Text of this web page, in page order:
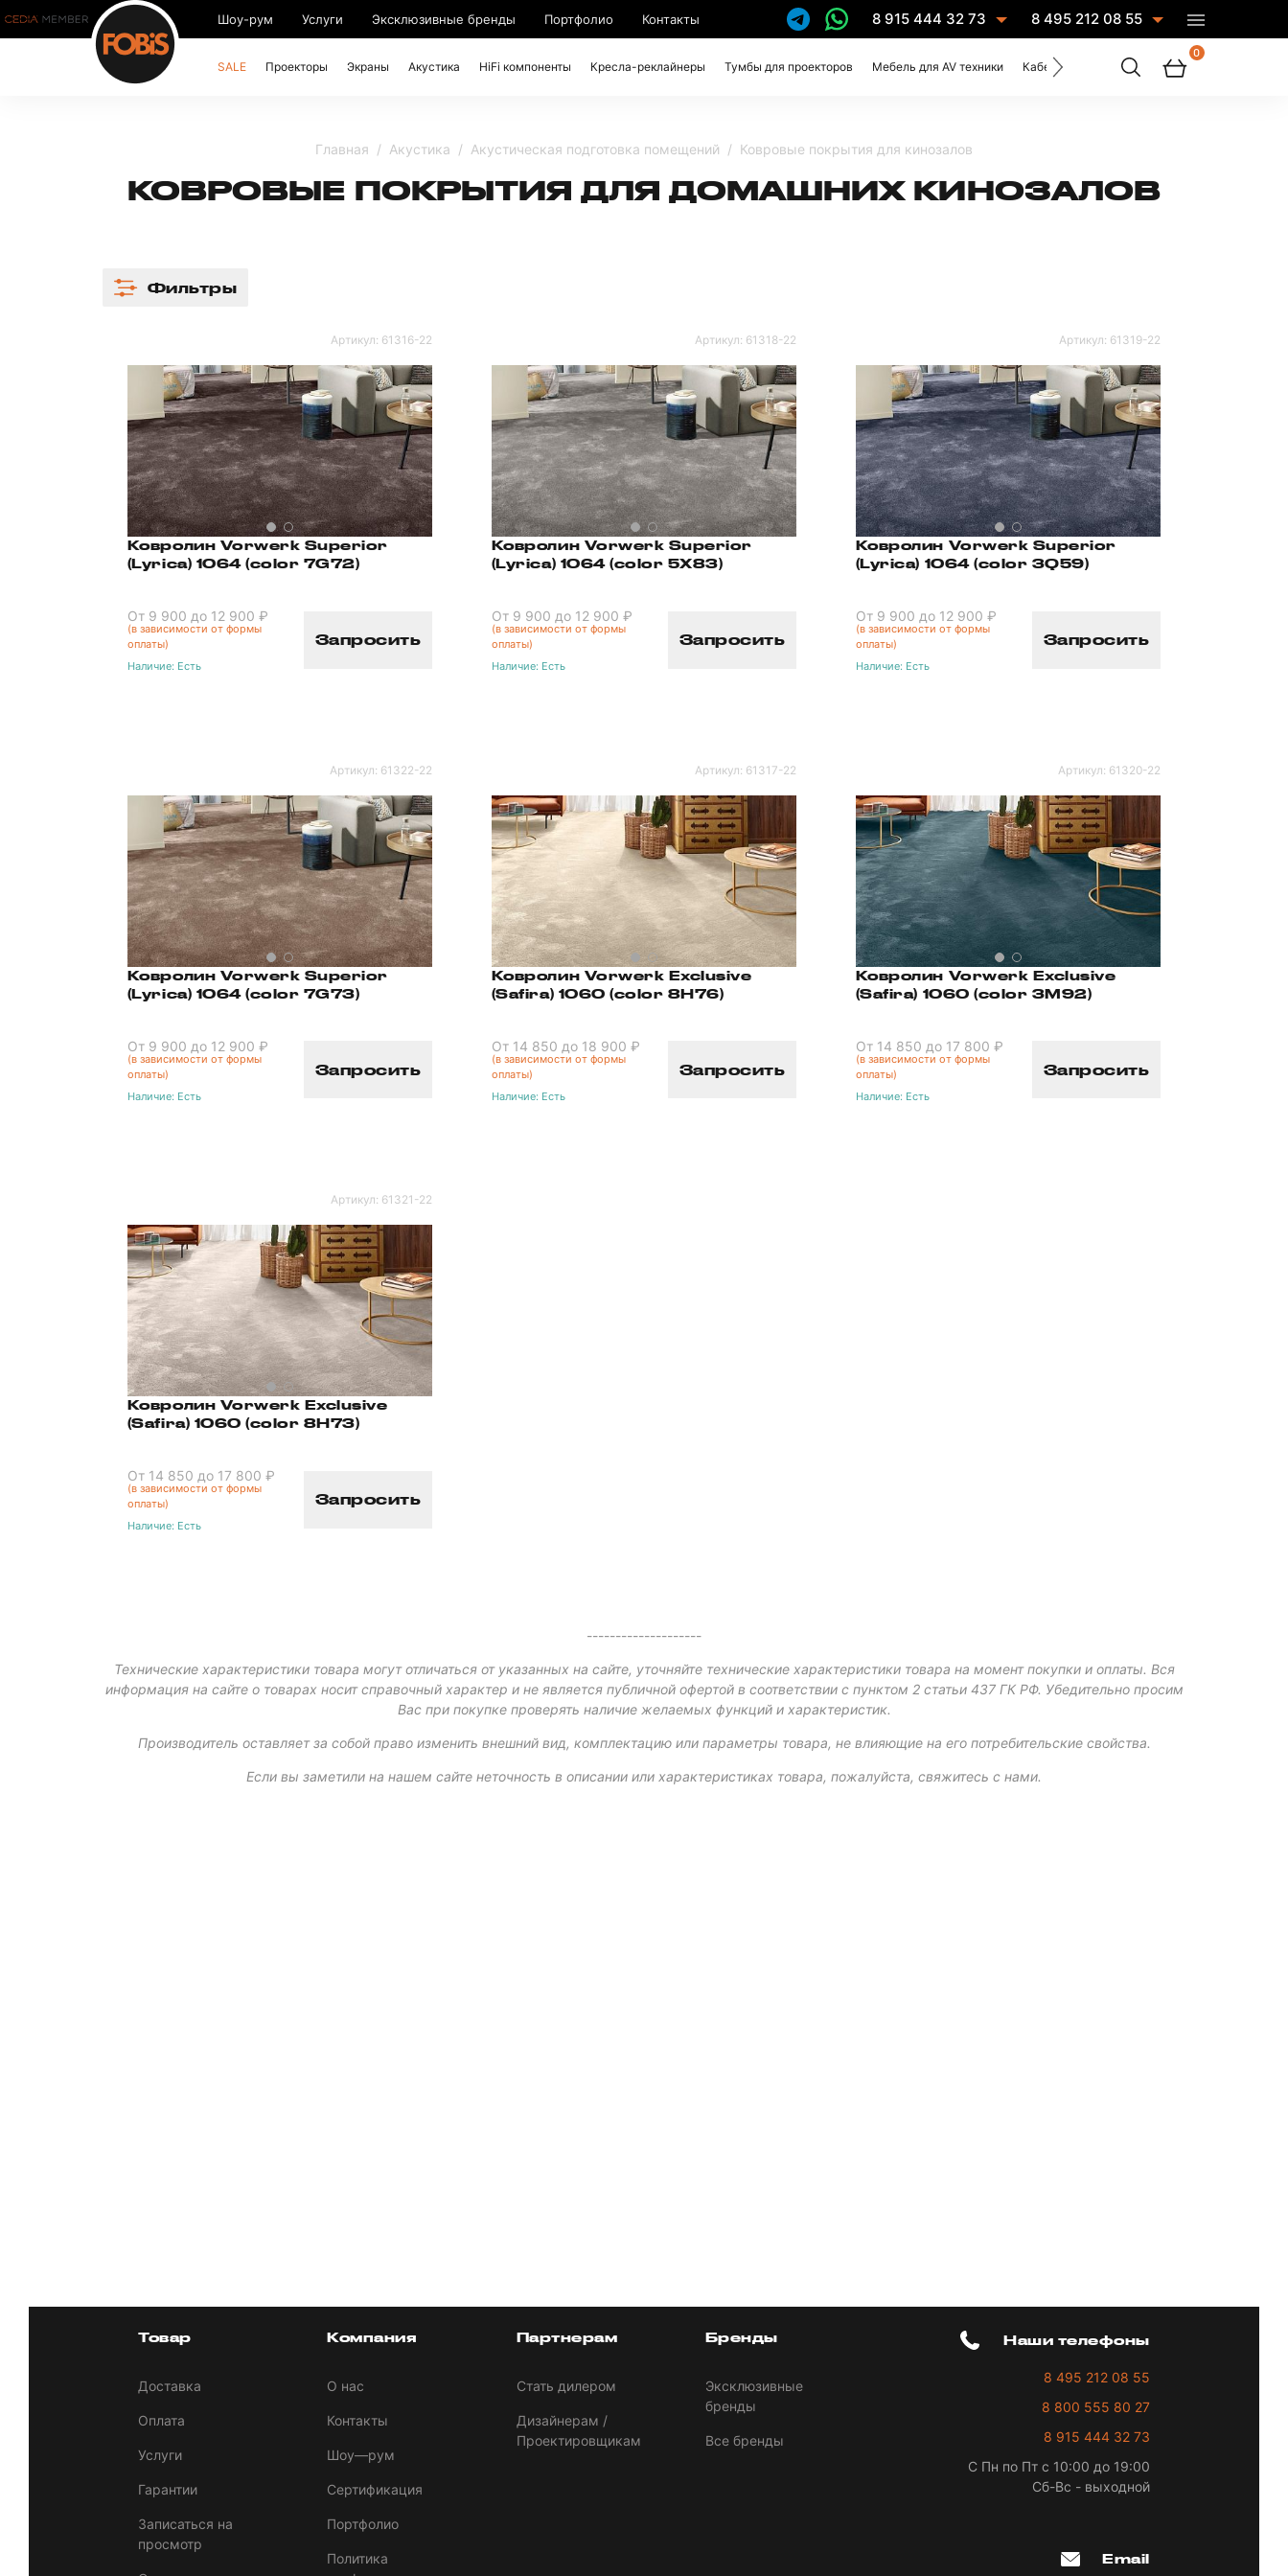
Шоу-рум Услуги Эксклюзивные бренды Портфолио Контакты 8 915 444 32 73 8 495 212 08 55
SALE Проекторы Экраны Акустика HiFi компоненты Кресла-реклайнеры Тумбы для проекторов Мебель для AV техники Кабели Услуги
0
Главная Акустика Акустическая подготовка помещений Ковровые покрытия для кинозалов
КОВРОВЫЕ ПОКРЫТИЯ ДЛЯ ДОМАШНИХ КИНОЗАЛОВ
Фильтры
Артикул: 61316-22
Ковролин Vorwerk Superior
(Lyrica) 1064 (color 7G72)
От 9 900 до 12 900 ₽
(в зависимости от формы
оплаты)
Наличие: Есть
Запросить
Артикул: 61318-22
Ковролин Vorwerk Superior
(Lyrica) 1064 (color 5X83)
От 9 900 до 12 900 ₽
(в зависимости от формы
оплаты)
Наличие: Есть
Запросить
Артикул: 61319-22
Ковролин Vorwerk Superior
(Lyrica) 1064 (color 3Q59)
От 9 900 до 12 900 ₽
(в зависимости от формы
оплаты)
Наличие: Есть
Запросить
Артикул: 61322-22
Ковролин Vorwerk Superior
(Lyrica) 1064 (color 7G73)
От 9 900 до 12 900 ₽
(в зависимости от формы
оплаты)
Наличие: Есть
Запросить
Артикул: 61317-22
Ковролин Vorwerk Exclusive
(Safira) 1060 (color 8H76)
От 14 850 до 18 900 ₽
(в зависимости от формы
оплаты)
Наличие: Есть
Запросить
Артикул: 61320-22
Ковролин Vorwerk Exclusive
(Safira) 1060 (color 3M92)
От 14 850 до 17 800 ₽
(в зависимости от формы
оплаты)
Наличие: Есть
Запросить
Артикул: 61321-22
Ковролин Vorwerk Exclusive
(Safira) 1060 (color 8H73)
От 14 850 до 17 800 ₽
(в зависимости от формы
оплаты)
Наличие: Есть
Запросить
--------------------
Технические характеристики товара могут отличаться от указанных на сайте, уточняйте технические характеристики товара на момент покупки и оплаты. Вся
информация на сайте о товарах носит справочный характер и не является публичной офертой в соответствии с пунктом 2 статьи 437 ГК РФ. Убедительно просим
Вас при покупке проверять наличие желаемых функций и характеристик.
Производитель оставляет за собой право изменить внешний вид, комплектацию или параметры товара, не влияющие на его потребительские свойства.
Если вы заметили на нашем сайте неточность в описании или характеристиках товара, пожалуйста, свяжитесь с нами.
Товар
Доставка
Оплата
Услуги
Гарантии
Записаться на
просмотр
Компания
О нас
Контакты
Шоу—рум
Сертификация
Портфолио
Политика
Партнерам
Стать дилером
Дизайнерам /
Проектировщикам
Бренды
Эксклюзивные
бренды
Все бренды
Наши телефоны
8 495 212 08 55
8 800 555 80 27
8 915 444 32 73
С Пн по Пт с 10:00 до 19:00
Сб-Вс - выходной
Email